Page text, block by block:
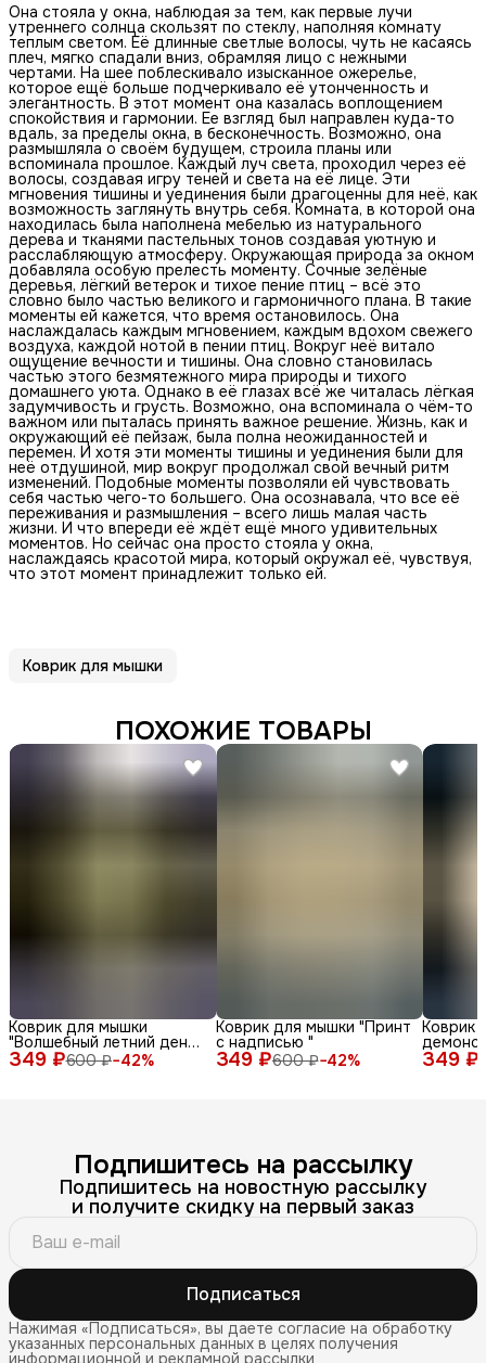
Она стояла у окна, наблюдая за тем, как первые лучи
утреннего солнца скользят по стеклу, наполняя комнату
теплым светом. Её длинные светлые волосы, чуть не касаясь
плеч, мягко спадали вниз, обрамляя лицо с нежными
чертами. На шее поблескивало изысканное ожерелье,
которое ещё больше подчеркивало её утонченность и
элегантность. В этот момент она казалась воплощением
спокойствия и гармонии. Ее взгляд был направлен куда-то
вдаль, за пределы окна, в бесконечность. Возможно, она
размышляла о своём будущем, строила планы или
вспоминала прошлое. Каждый луч света, проходил через её
волосы, создавая игру теней и света на её лице. Эти
мгновения тишины и уединения были драгоценны для неё, как
возможность заглянуть внутрь себя. Комната, в которой она
находилась была наполнена мебелью из натурального
дерева и тканями пастельных тонов создавая уютную и
расслабляющую атмосферу. Окружающая природа за окном
добавляла особую прелесть моменту. Сочные зелёные
деревья, лёгкий ветерок и тихое пение птиц – всё это
словно было частью великого и гармоничного плана. В такие
моменты ей кажется, что время остановилось. Она
наслаждалась каждым мгновением, каждым вдохом свежего
воздуха, каждой нотой в пении птиц. Вокруг неё витало
ощущение вечности и тишины. Она словно становилась
частью этого безмятежного мира природы и тихого
домашнего уюта. Однако в её глазах всё же читалась лёгкая
задумчивость и грусть. Возможно, она вспоминала о чём-то
важном или пыталась принять важное решение. Жизнь, как и
окружающий её пейзаж, была полна неожиданностей и
перемен. И хотя эти моменты тишины и уединения были для
неё отдушиной, мир вокруг продолжал свой вечный ритм
изменений. Подобные моменты позволяли ей чувствовать
себя частью чего-то большего. Она осознавала, что все её
переживания и размышления – всего лишь малая часть
жизни. И что впереди её ждёт ещё много удивительных
моментов. Но сейчас она просто стояла у окна,
наслаждаясь красотой мира, который окружал её, чувствуя,
что этот момент принадлежит только ей.
Коврик для мышки
ПОХОЖИЕ ТОВАРЫ
349 ₽600 ₽−42%
Коврик для мышки
"Волшебный летний день
с енотом среди ромашек
и бабочек"
349 ₽600 ₽−42%
Коврик для мышки "Принт
с надписью "
349 ₽
Коврик
лица и
Подпишитесь на рассылку
Подпишитесь на новостную рассылку
и получите скидку на первый заказ
Подписаться
Нажимая «Подписаться», вы даете согласие на обработку
указанных персональных данных в целях получения
информационной и рекламной рассылки